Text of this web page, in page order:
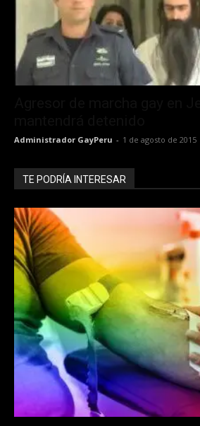
Administrador GayPeru - 1 de agosto de 2015
TE PODRÍA INTERESAR